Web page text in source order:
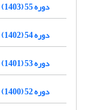
دوره 55 (1403)
دوره 54 (1402)
دوره 53 (1401)
دوره 52 (1400)